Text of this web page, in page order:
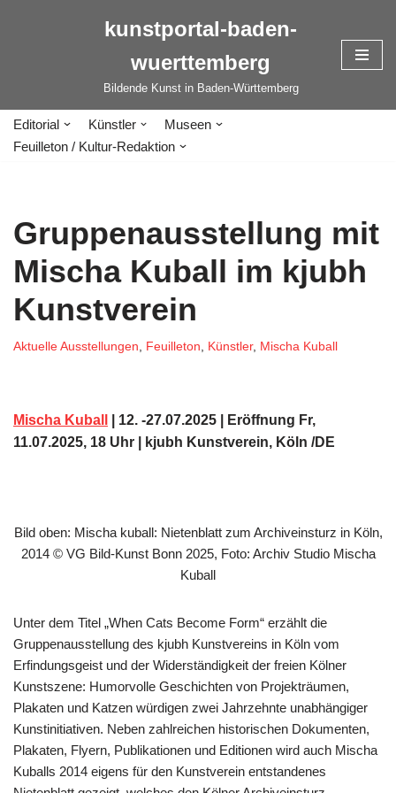
kunstportal-baden-
wuerttemberg
Bildende Kunst in Baden-Württemberg
Editorial Künstler
Museen
Feuilleton / Kultur-Redaktion
Gruppenausstellung mit
Mischa Kuball im kjubh
Kunstverein
Aktuelle Ausstellungen, Feuilleton, Künstler, Mischa Kuball
Mischa Kuball | 12. -27.07.2025 | Eröffnung Fr,
11.07.2025, 18 Uhr | kjubh Kunstverein, Köln /DE
Bild oben: Mischa kuball: Nietenblatt zum Archiveinsturz in Köln,
2014 © VG Bild-Kunst Bonn 2025, Foto: Archiv Studio Mischa
Kuball
Unter dem Titel „When Cats Become Form“ erzählt die
Gruppenausstellung des kjubh Kunstvereins in Köln vom
Erfindungsgeist und der Widerständigkeit der freien Kölner
Kunstszene: Humorvolle Geschichten von Projekträumen,
Plakaten und Katzen würdigen zwei Jahrzehnte unabhängiger
Kunstinitiativen. Neben zahlreichen historischen Dokumenten,
Plakaten, Flyern, Publikationen und Editionen wird auch Mischa
Kuballs 2014 eigens für den Kunstverein entstandenes